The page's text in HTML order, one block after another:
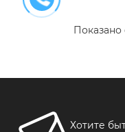
Показано
Хотите